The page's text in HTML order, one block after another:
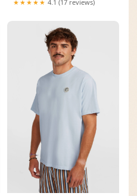
★★★★★ 4.1 (17 reviews)